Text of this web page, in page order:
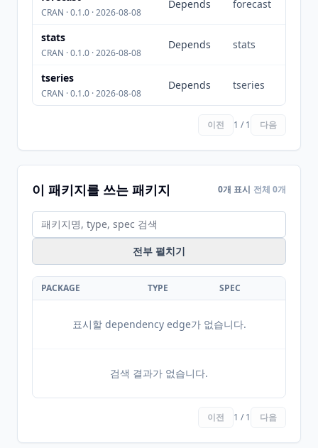
CRAN · 0.1.0 · 2026-08-08
Depends forecast
stats
CRAN · 0.1.0 · 2026-08-08
Depends stats
tseries
CRAN · 0.1.0 · 2026-08-08
Depends tseries
이전 1 / 1 다음
이 패키지를 쓰는 패키지 0개 표시 전체 0개
전부 펼치기
PACKAGE TYPE SPEC
표시할 dependency edge가 없습니다.
검색 결과가 없습니다.
이전 1 / 1 다음